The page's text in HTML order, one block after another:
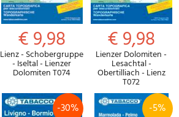
€ 9,98
Lienz - Schobergruppe
- Iseltal - Lienzer
Dolomiten T074
€ 9,98
Lienzer Dolomiten -
Lesachtal -
Obertilliach - Lienz
T072
-30% -5%